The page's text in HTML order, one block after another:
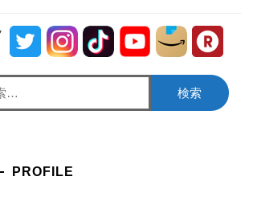
PROFILE